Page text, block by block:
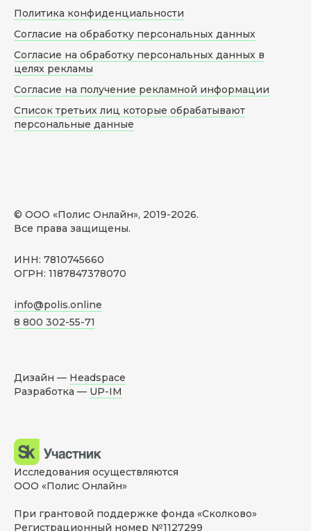
© ООО «Полис Онлайн», 2019-2026.
Все права защищены.
ИНН: 7810745660
ОГРН: 1187847378070
info@polis.online
8 800 302-55-71
Политика конфиденциальности
Согласие на обработку персональных данных
Согласие на обработку персональных данных в
целях рекламы
Согласие на получение рекламной информации
Список третьих лиц которые обрабатывают
персональные данные
Дизайн — Headspace
Разработка — UP-IM
Исследования осуществляются
ООО «Полис Онлайн»
При грантовой поддержке фонда «Сколково»
Регистрационный номер №1127299